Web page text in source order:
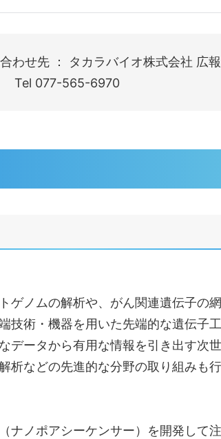
わせ先 ： タカラバイオ株式会社 広
Tel 077-565-6970
ゲノムの解析や、がん関連遺伝子の
技術・機器を用いた先端的な遺伝子
データから有用な情報を引き出す次
析などの先進的な分野の取り組みも
ナノポアシーケンサー）を開発して